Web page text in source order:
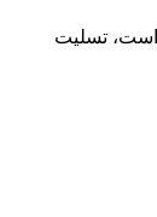
خطاب کرده است، تسلیت